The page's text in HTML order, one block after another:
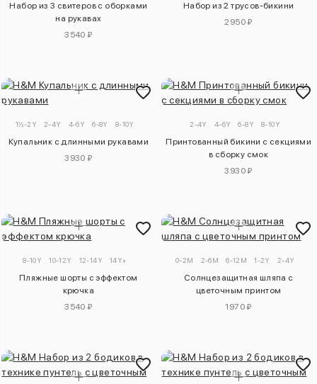
Набор из 3 свитеров с оборками
на рукавах
3540 ₽
Набор из 2 трусов-бикини
2950 ₽
1½-2Y 2-4Y 4-6Y 6-8Y 8-10Y
Купальник с длинными рукавами
3930 ₽
2-4Y 4-6Y 6-8Y 8-10Y
Принтованный бикини с секциями
в сборку смок
3930 ₽
8-10Y 10-12Y 12-14Y 14Y+
Пляжные шорты с эффектом
крючка
3540 ₽
0-2M 2-6M 6-12M 1-2Y 2-4Y
Солнцезащитная шляпа с
цветочным принтом
1970 ₽